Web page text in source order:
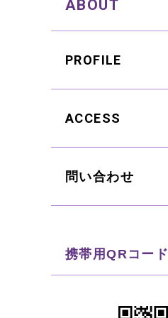
ABOUT
PROFILE
ACCESS
問い合わせ
携帯用QRコード